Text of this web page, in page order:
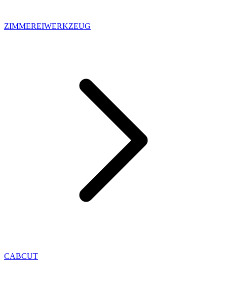
ZIMMEREIWERKZEUG
CABCUT